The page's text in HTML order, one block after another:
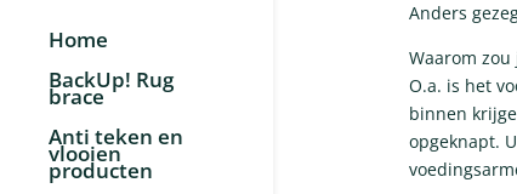
Home
BackUp! Rug
brace
Anti teken en
vlooien
producten
Anders
Waarom
O.a. is het
binnen
opgeknapt.